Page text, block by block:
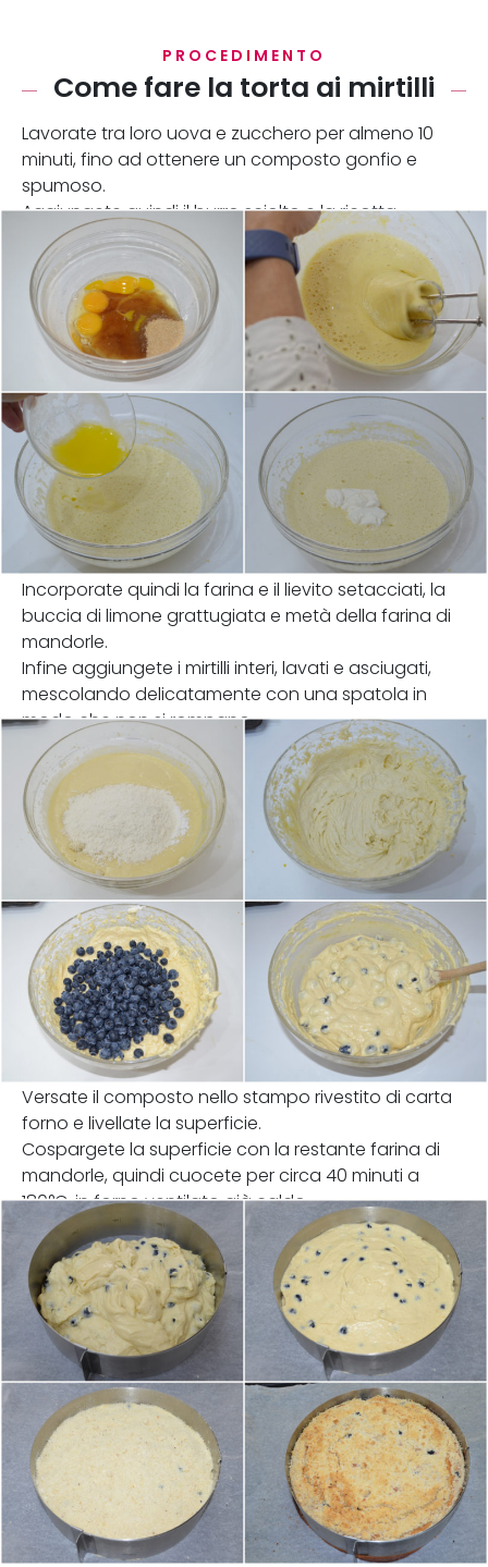
PROCEDIMENTO
Come fare la torta ai mirtilli
Lavorate tra loro uova e zucchero per almeno 10
minuti, fino ad ottenere un composto gonfio e
spumoso.
Aggiungete quindi il burro sciolto e la ricotta.
Incorporate quindi la farina e il lievito setacciati, la
buccia di limone grattugiata e metà della farina di
mandorle.
Infine aggiungete i mirtilli interi, lavati e asciugati,
mescolando delicatamente con una spatola in
modo che non si rompano.
Versate il composto nello stampo rivestito di carta
forno e livellate la superficie.
Cospargete la superficie con la restante farina di
mandorle, quindi cuocete per circa 40 minuti a
180°C, in forno ventilato già caldo.